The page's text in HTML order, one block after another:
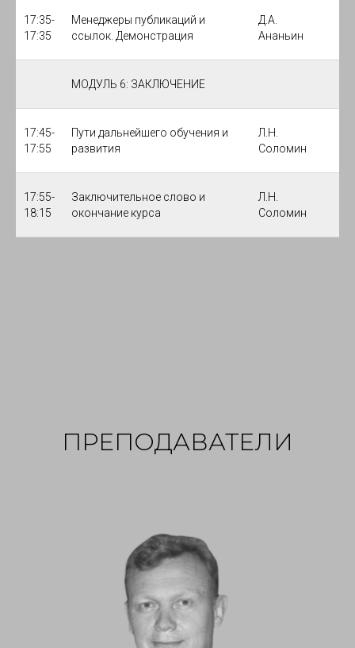
17:35-
17:35
Менеджеры публикаций и
ссылок. Демонстрация
Д.А.
Ананьин
МОДУЛЬ 6: ЗАКЛЮЧЕНИЕ
17:45-
17:55
Пути дальнейшего обучения и
развития
Л.Н.
Соломин
17:55-
18:15
Заключительное слово и
окончание курса
Л.Н.
Соломин
ПРЕПОДАВАТЕЛИ